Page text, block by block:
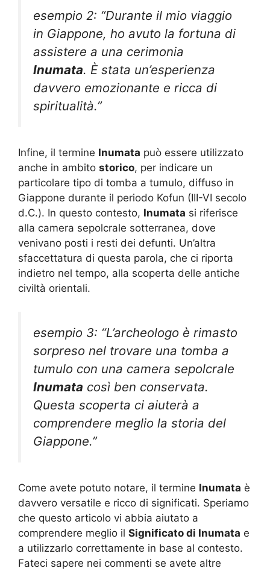
esempio 2: “Durante il mio viaggio
in Giappone, ho avuto la fortuna di
assistere a una cerimonia
Inumata. È stata un’esperienza
davvero emozionante e ricca di
spiritualità.”
Infine, il termine Inumata può essere utilizzato
anche in ambito storico, per indicare un
particolare tipo di tomba a tumulo, diffuso in
Giappone durante il periodo Kofun (III-VI secolo
d.C.). In questo contesto, Inumata si riferisce
alla camera sepolcrale sotterranea, dove
venivano posti i resti dei defunti. Un’altra
sfaccettatura di questa parola, che ci riporta
indietro nel tempo, alla scoperta delle antiche
civiltà orientali.
esempio 3: “L’archeologo è rimasto
sorpreso nel trovare una tomba a
tumulo con una camera sepolcrale
Inumata così ben conservata.
Questa scoperta ci aiuterà a
comprendere meglio la storia del
Giappone.”
Come avete potuto notare, il termine Inumata è
davvero versatile e ricco di significati. Speriamo
che questo articolo vi abbia aiutato a
comprendere meglio il Significato di Inumata e
a utilizzarlo correttamente in base al contesto.
Fateci sapere nei commenti se avete altre